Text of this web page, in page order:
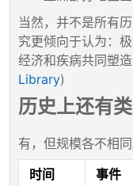
当然，并不是所有
究更倾向于认为：
经济和疾病共同塑
Library)
历史上还有
有，但规模各不相同
时间
事件